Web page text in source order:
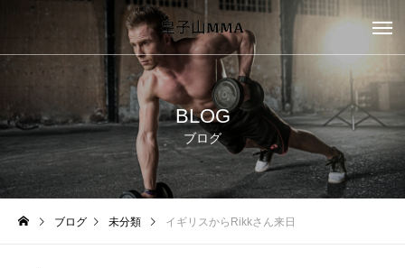
BLOG
ブログ
ブログ 未分類 イギリスからRikkさん来日